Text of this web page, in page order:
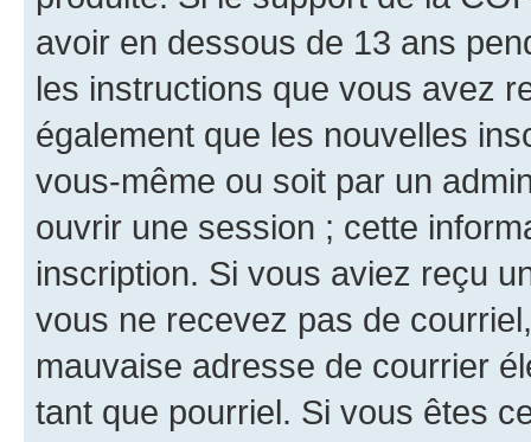
avoir en dessous de 13 ans
les instructions que vous avez
également que les nouvelles
vous-même ou soit par un
ouvrir une session ; cette
inscription. Si vous aviez reçu
vous ne recevez pas de
mauvaise adresse de courrier
tant que pourriel. Si vous êtes